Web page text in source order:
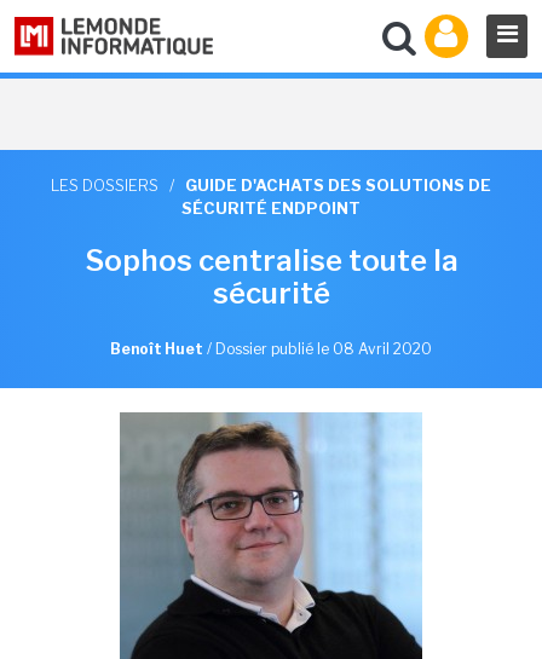
LES DOSSIERS /
GUIDE D'ACHATS DES SOLUTIONS DE
SÉCURITÉ ENDPOINT
Sophos centralise toute la
sécurité
Benoît Huet / Dossier publié le 08 Avril 2020